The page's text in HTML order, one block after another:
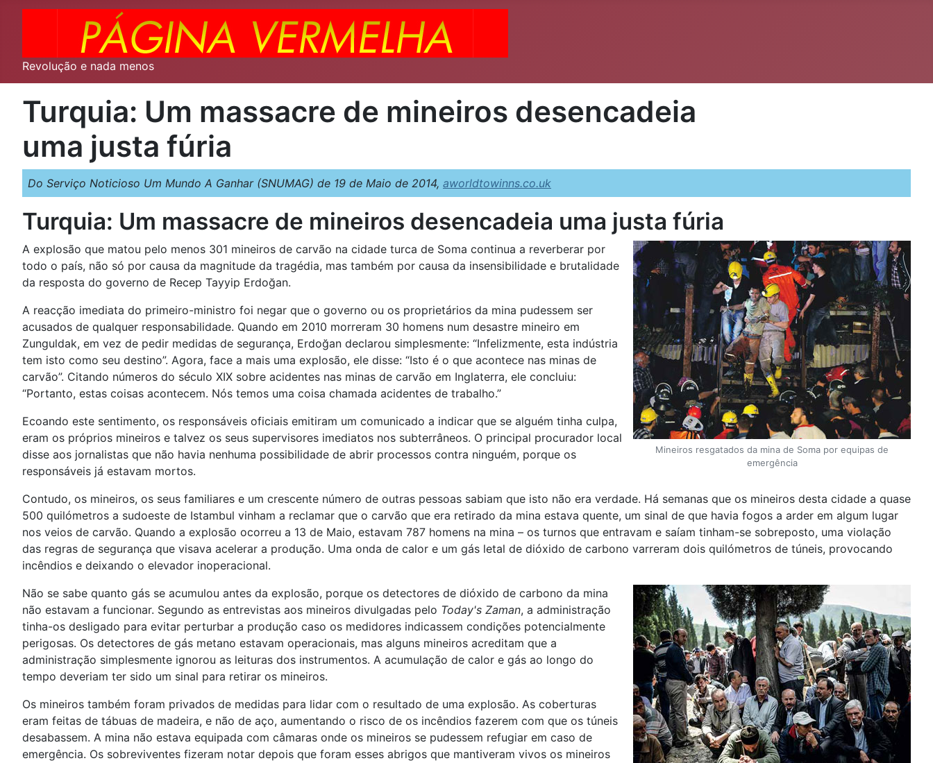
Revolução e nada menos
Turquia: Um massacre de mineiros desencadeia
uma justa fúria
Do Serviço Noticioso Um Mundo A Ganhar (SNUMAG) de 19 de Maio de 2014, aworldtowinns.co.uk
Turquia: Um massacre de mineiros desencadeia uma justa fúria
Mineiros resgatados da mina de Soma por equipas de
emergência
A explosão que matou pelo menos 301 mineiros de carvão na cidade turca de Soma continua a reverberar por
todo o país, não só por causa da magnitude da tragédia, mas também por causa da insensibilidade e brutalidade
da resposta do governo de Recep Tayyip Erdoğan.
A reacção imediata do primeiro-ministro foi negar que o governo ou os proprietários da mina pudessem ser
acusados de qualquer responsabilidade. Quando em 2010 morreram 30 homens num desastre mineiro em
Zunguldak, em vez de pedir medidas de segurança, Erdoğan declarou simplesmente: “Infelizmente, esta indústria
tem isto como seu destino”. Agora, face a mais uma explosão, ele disse: “Isto é o que acontece nas minas de
carvão”. Citando números do século XIX sobre acidentes nas minas de carvão em Inglaterra, ele concluiu:
“Portanto, estas coisas acontecem. Nós temos uma coisa chamada acidentes de trabalho.”
Ecoando este sentimento, os responsáveis oficiais emitiram um comunicado a indicar que se alguém tinha culpa,
eram os próprios mineiros e talvez os seus supervisores imediatos nos subterrâneos. O principal procurador local
disse aos jornalistas que não havia nenhuma possibilidade de abrir processos contra ninguém, porque os
responsáveis já estavam mortos.
Contudo, os mineiros, os seus familiares e um crescente número de outras pessoas sabiam que isto não era verdade. Há semanas que os mineiros desta cidade a quase
500 quilómetros a sudoeste de Istambul vinham a reclamar que o carvão que era retirado da mina estava quente, um sinal de que havia fogos a arder em algum lugar
nos veios de carvão. Quando a explosão ocorreu a 13 de Maio, estavam 787 homens na mina – os turnos que entravam e saíam tinham-se sobreposto, uma violação
das regras de segurança que visava acelerar a produção. Uma onda de calor e um gás letal de dióxido de carbono varreram dois quilómetros de túneis, provocando
incêndios e deixando o elevador inoperacional.
Não se sabe quanto gás se acumulou antes da explosão, porque os detectores de dióxido de carbono da mina
não estavam a funcionar. Segundo as entrevistas aos mineiros divulgadas pelo Today's Zaman, a administração
tinha-os desligado para evitar perturbar a produção caso os medidores indicassem condições potencialmente
perigosas. Os detectores de gás metano estavam operacionais, mas alguns mineiros acreditam que a
administração simplesmente ignorou as leituras dos instrumentos. A acumulação de calor e gás ao longo do
tempo deveriam ter sido um sinal para retirar os mineiros.
Os mineiros também foram privados de medidas para lidar com o resultado de uma explosão. As coberturas
eram feitas de tábuas de madeira, e não de aço, aumentando o risco de os incêndios fazerem com que os túneis
desabassem. A mina não estava equipada com câmaras onde os mineiros se pudessem refugiar em caso de
emergência. Os sobreviventes fizeram notar depois que foram esses abrigos que mantiveram vivos os mineiros